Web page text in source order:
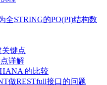
全STRING的PO(PI)结构数
键点
详解
的比较
做RESTfull接口的问题